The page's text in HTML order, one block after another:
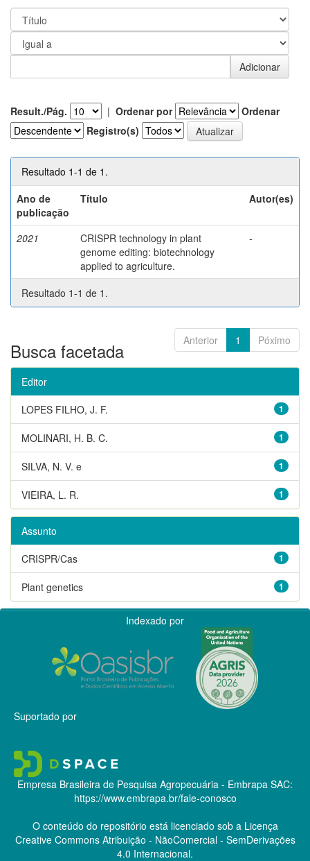
Result./Pág. | Ordenar por
Ordenar
Registro(s)
Resultado 1-1 de 1.
Ano de
publicação
Título Autor(es)
2021
CRISPR technology in plant
genome editing: biotechnology
applied to agriculture.
-
Resultado 1-1 de 1.
Anterior 1 Póximo
Busca facetada
Editor
1
LOPES FILHO, J. F.
1
MOLINARI, H. B. C.
1
SILVA, N. V. e
1
VIEIRA, L. R.
Assunto
1
CRISPR/Cas
1
Plant genetics
Indexado por
Suportado por
Empresa Brasileira de Pesquisa Agropecuária - Embrapa SAC:
https://www.embrapa.br/fale-conosco
O conteúdo do repositório está licenciado sob a Licença
Creative CommonsAtribuição - NãoComercial - SemDerivações
4.0 Internacional.